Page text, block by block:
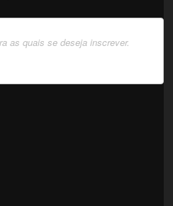
as quais se deseja inscrever.